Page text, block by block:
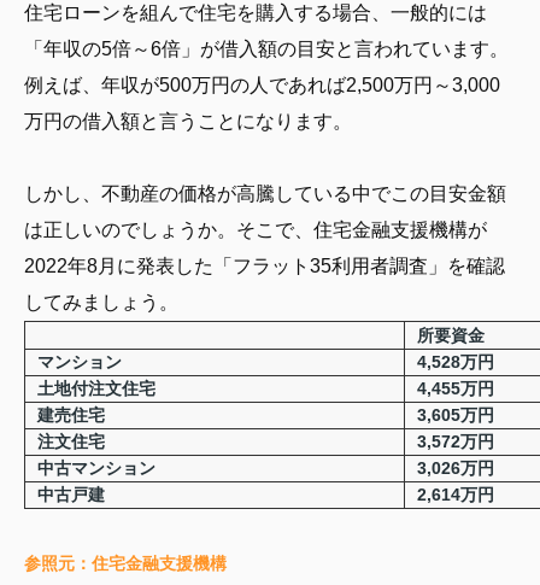
住宅ローンを組んで住宅を購入する場合、一般的には
「年収の5倍～6倍」が借入額の目安と言われています。
例えば、年収が500万円の人であれば2,500万円～3,000
万円の借入額と言うことになります。
しかし、不動産の価格が高騰している中でこの目安金額
は正しいのでしょうか。そこで、住宅金融支援機構が
2022年8月に発表した「フラット35利用者調査」を確認
してみましょう。
所要資金
マンション
4,528万円
土地付注文住宅
4,455万円
建売住宅
3,605万円
注文住宅
3,572万円
中古マンション
3,026万円
中古戸建
2,614万円
参照元：住宅金融支援機構